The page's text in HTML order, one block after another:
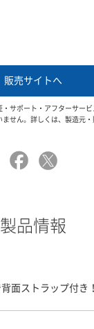
販売サイトへ
サポート・アフターサー
せん。詳しくは、製造元
製品情報
面ストラップ付き！